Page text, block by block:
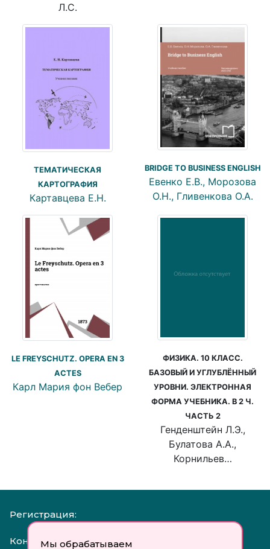
Мы обрабатываем
Л.С.
ТЕМАТИЧЕСКАЯ
КАРТОГРАФИЯ
Картавцева Е.Н.
BRIDGE TO BUSINESS ENGLISH
Евенко Е.В., Морозова
О.Н., Гливенкова О.А.
LE FREYSCHUTZ. OPERA EN 3
ACTES
Карл Мария фон Вебер
ФИЗИКА. 10 КЛАСС.
БАЗОВЫЙ И УГЛУБЛЁННЫЙ
УРОВНИ. ЭЛЕКТРОННАЯ
ФОРМА УЧЕБНИКА. В 2 Ч.
ЧАСТЬ 2
Генденштейн Л.Э.,
Булатова А.А.,
Корнильев…
Регистрация:
Контакты: